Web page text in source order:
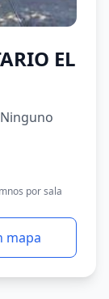
EL
por sala
mapa